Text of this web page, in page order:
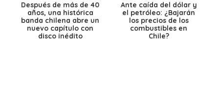
Después de más de 40
años, una histórica
banda chilena abre un
nuevo capítulo con
disco inédito
Ante caída del dólar y
el petróleo: ¿Bajarán
los precios de los
combustibles en
Chile?